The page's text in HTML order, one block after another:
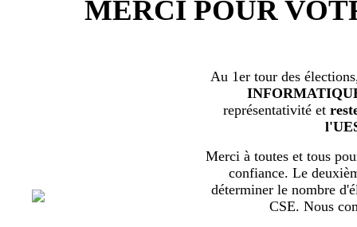
MERCI POUR
Au 1er tour des
représentativité et
Merci à toutes et tous
confiance. Le
déterminer le nombre
CSE. Nous